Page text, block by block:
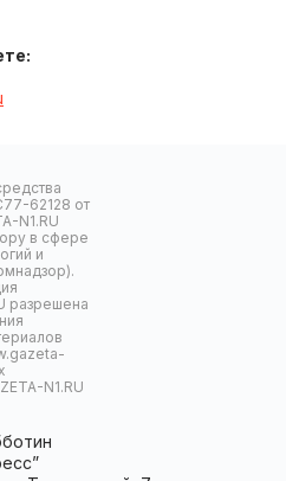
62128 от
N1.RU
в сфере
и
разрешена
N1.RU